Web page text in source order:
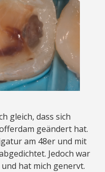
gleich, dass sich
geändert hat.
am 48er und mit
Jedoch war
hat mich genervt.